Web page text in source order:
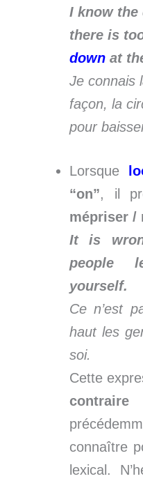
I know the
there is
down at
Je connais
façon, la
pour
Lorsque
“on”, il
mépriser /
It is
people
yourself.
Ce n’est
haut les
soi.
Cette
contraire
connaître
lexical.